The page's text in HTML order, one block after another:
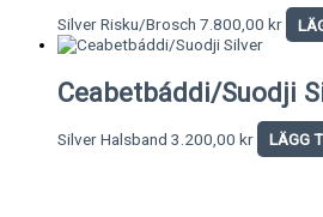
Silver Risku/Brosch 7.800,00 kr
Ceabetbáddi/Suodji
Silver Halsband 3.200,00 kr LÄGG